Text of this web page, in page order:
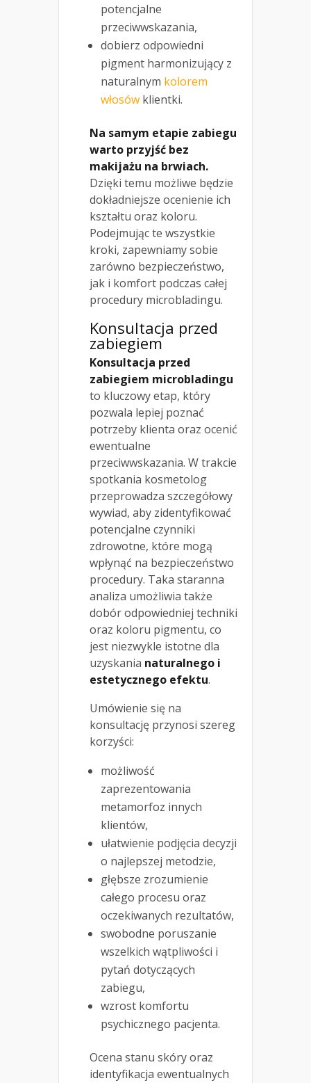
potencjalne
przeciwwskazania,
dobierz odpowiedni
pigment harmonizujący z
naturalnym kolorem
włosów klientki.
Na samym etapie zabiegu
warto przyjść bez
makijażu na brwiach.
Dzięki temu możliwe będzie
dokładniejsze ocenienie ich
kształtu oraz koloru.
Podejmując te wszystkie
kroki, zapewniamy sobie
zarówno bezpieczeństwo,
jak i komfort podczas całej
procedury microbladingu.
Konsultacja przed
zabiegiem
Konsultacja przed
zabiegiem microbladingu
to kluczowy etap, który
pozwala lepiej poznać
potrzeby klienta oraz ocenić
ewentualne
przeciwwskazania. W trakcie
spotkania kosmetolog
przeprowadza szczegółowy
wywiad, aby zidentyfikować
potencjalne czynniki
zdrowotne, które mogą
wpłynąć na bezpieczeństwo
procedury. Taka staranna
analiza umożliwia także
dobór odpowiedniej techniki
oraz koloru pigmentu, co
jest niezwykle istotne dla
uzyskania naturalnego i
estetycznego efektu.
Umówienie się na
konsultację przynosi szereg
korzyści:
możliwość
zaprezentowania
metamorfoz innych
klientów,
ułatwienie podjęcia decyzji
o najlepszej metodzie,
głębsze zrozumienie
całego procesu oraz
oczekiwanych rezultatów,
swobodne poruszanie
wszelkich wątpliwości i
pytań dotyczących
zabiegu,
wzrost komfortu
psychicznego pacjenta.
Ocena stanu skóry oraz
identyfikacja ewentualnych